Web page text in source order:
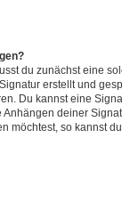
du zunächst eine
erstellt und
Du kannst eine
deiner
möchtest, so kannst